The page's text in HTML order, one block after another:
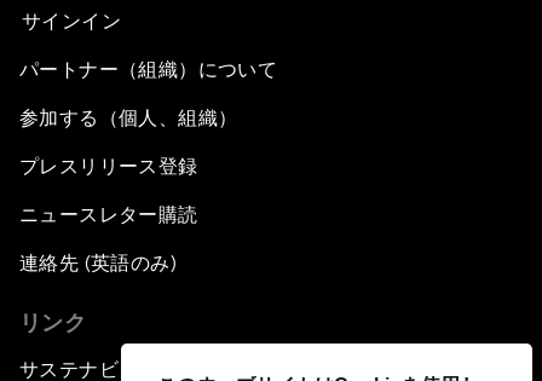
サインイン
パートナー（組織）について
参加する（個人、組織）
プレスリリース登録
ニュースレター購読
連絡先 (英語のみ)
リンク
サステナビリティへの取り組み